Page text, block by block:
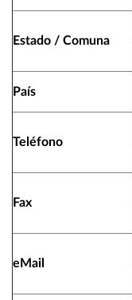
Estado / Comuna
País
Teléfono
Fax
eMail